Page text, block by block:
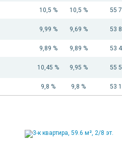
10,5 % 10,5 % 55
9,99 % 9,69 % 53
9,89 % 9,89 % 53
10,45 % 9,95 % 55
9,8 % 9,8 % 53